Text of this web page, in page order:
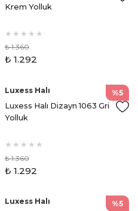
Krem Yolluk
₺ 1.360
₺ 1.292
%5
Luxess Halı
Luxess Halı Dizayn 1063 Gri
Yolluk
₺ 1.360
₺ 1.292
%5
Luxess Halı